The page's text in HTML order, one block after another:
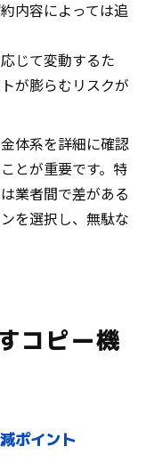
内容によっては追
じて変動するた
が膨らむリスクが
体系を詳細に確認
とが重要です。特
業者間で差がある
を選択し、無駄な
コピー機
ポイント